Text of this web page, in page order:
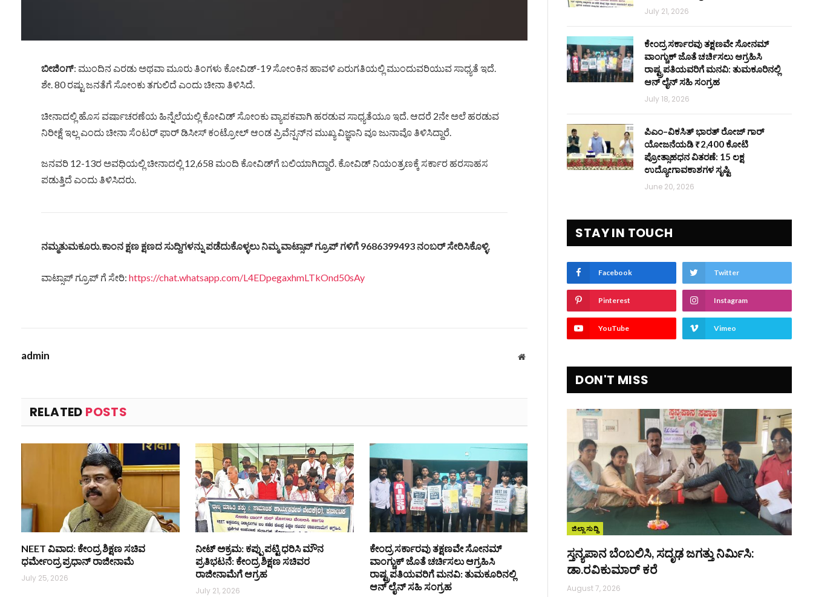
ಬೀಜಿಂಗ್:‌ ಮುಂದಿನ ಎರಡು ಅಥವಾ ಮೂರು ತಿಂಗಳು ಕೋವಿಡ್-‌19 ಸೋಂಕಿನ ಹಾವಳಿ ಏರುಗತಿಯಲ್ಲಿ ಮುಂದುವರಿಯುವ ಸಾಧ್ಯತೆ ಇದೆ.
ಶೇ. 80 ರಷ್ಟು ಜನತೆಗೆ ಸೋಂಕು ತಗುಲಿದೆ ಎಂದು ಚೀನಾ ತಿಳಿಸಿದೆ.
ಚೀನಾದಲ್ಲಿ ಹೊಸ ವರ್ಷಾಚರಣೆಯ ಹಿನ್ನೆಲೆಯಲ್ಲಿ ಕೋವಿಡ್‌ ಸೋಂಕು ವ್ಯಾಪಕವಾಗಿ ಹರಡುವ ಸಾಧ್ಯತೆಯೂ ಇದೆ. ಆದರೆ 2ನೇ ಅಲೆ ಹರಡುವ
ನಿರೀಕ್ಷೆ ಇಲ್ಲ ಎಂದು ಚೀನಾ ಸೆಂಟರ್‌ ಫಾರ್‌ ಡಿಸೀಸ್‌ ಕಂಟ್ರೋಲ್‌ ಆಂಡ ಪ್ರಿವೆನ್ಷನ್‌ನ ಮುಖ್ಯ ವಿಜ್ಞಾನಿ ವೂ ಜುನಾವೊ ತಿಳಿಸಿದ್ದಾರೆ.
ಜನವರಿ 12-13ರ ಅವಧಿಯಲ್ಲಿ ಚೀನಾದಲ್ಲಿ 12,658 ಮಂದಿ ಕೋವಿಡ್‌ಗೆ ಬಲಿಯಾಗಿದ್ದಾರೆ. ಕೋವಿಡ್‌ ನಿಯಂತ್ರಣಕ್ಕೆ ಸರ್ಕಾರ ಹರಸಾಹಸ
ಪಡುತ್ತಿದೆ ಎಂದು ತಿಳಿಸಿದರು.
ನಮ್ಮತುಮಕೂರು.ಕಾಂನ ಕ್ಷಣ ಕ್ಷಣದ ಸುದ್ದಿಗಳನ್ನು ಪಡೆದುಕೊಳ್ಳಲು ನಿಮ್ಮ ವಾಟ್ಸಾಪ್ ಗ್ರೂಪ್ ಗಳಿಗೆ 9686399493 ನಂಬರ್ ಸೇರಿಸಿಕೊಳ್ಳಿ.
ವಾಟ್ಸಾಪ್ ಗ್ರೂಪ್ ಗೆ ಸೇರಿ: https://chat.whatsapp.com/L4EDpegaxhmLTkOnd50sAy
admin Website
RELATED POSTS
NEET ವಿವಾದ: ಕೇಂದ್ರ ಶಿಕ್ಷಣ ಸಚಿವ
ಧರ್ಮೇಂದ್ರ ಪ್ರಧಾನ್ ರಾಜೀನಾಮೆ
July 25, 2026
ನೀಟ್ ಅಕ್ರಮ: ಕಪ್ಪು ಪಟ್ಟಿ ಧರಿಸಿ ಮೌನ
ಪ್ರತಿಭಟನೆ: ಕೇಂದ್ರ ಶಿಕ್ಷಣ ಸಚಿವರ
ರಾಜೀನಾಮೆಗೆ ಆಗ್ರಹ
July 21, 2026
ಕೇಂದ್ರ ಸರ್ಕಾರವು ತಕ್ಷಣವೇ ಸೋನಮ್
ವಾಂಗ್ಚುಕ್ ಜೊತೆ ಚರ್ಚಿಸಲು ಆಗ್ರಹಿಸಿ
ರಾಷ್ಟ್ರಪತಿಯವರಿಗೆ ಮನವಿ: ತುಮಕೂರಿನಲ್ಲಿ
ಆನ್‌ ಲೈನ್ ಸಹಿ ಸಂಗ್ರಹ
July 21, 2026
ಕೇಂದ್ರ ಸರ್ಕಾರವು ತಕ್ಷಣವೇ ಸೋನಮ್
ವಾಂಗ್ಚುಕ್ ಜೊತೆ ಚರ್ಚಿಸಲು ಆಗ್ರಹಿಸಿ
ರಾಷ್ಟ್ರಪತಿಯವರಿಗೆ ಮನವಿ: ತುಮಕೂರಿನಲ್ಲಿ
ಆನ್‌ ಲೈನ್ ಸಹಿ ಸಂಗ್ರಹ
July 18, 2026
ಪಿಎಂ–ವಿಕಸಿತ್ ಭಾರತ್ ರೋಜ್‌ ಗಾರ್
ಯೋಜನೆಯಡಿ ₹2,400 ಕೋಟಿ
ಪ್ರೋತ್ಸಾಹಧನ ವಿತರಣೆ: 15 ಲಕ್ಷ
ಉದ್ಯೋಗಾವಕಾಶಗಳ ಸೃಷ್ಟಿ
June 20, 2026
STAY IN TOUCH
Facebook Twitter
Pinterest Instagram
YouTube Vimeo
DON'T MISS
ಜಿಲ್ಲಾ ಸುದ್ದಿ
ಸ್ತನ್ಯಪಾನ ಬೆಂಬಲಿಸಿ, ಸದೃಢ ಜಗತ್ತು ನಿರ್ಮಿಸಿ:
ಡಾ.ರವಿಕುಮಾರ್ ಕರೆ
August 7, 2026